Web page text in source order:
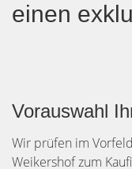
einen
Vorauswahl
Wir prüfen im
Weikershof zum